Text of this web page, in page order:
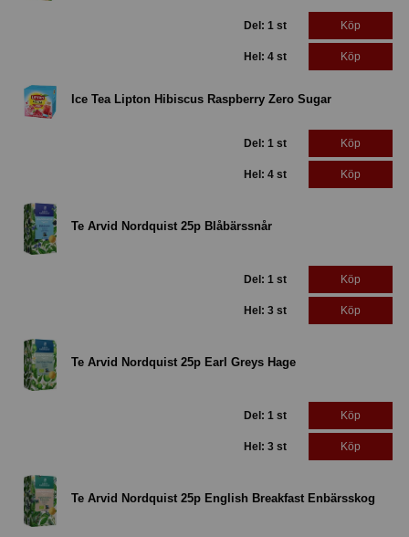
Del: 1 st Köp
Hel: 4 st Köp
Ice Tea Lipton Hibiscus Raspberry Zero Sugar
Del: 1 st Köp
Hel: 4 st Köp
Te Arvid Nordquist 25p Blåbärssnår
Del: 1 st Köp
Hel: 3 st Köp
Te Arvid Nordquist 25p Earl Greys Hage
Del: 1 st Köp
Hel: 3 st Köp
Te Arvid Nordquist 25p English Breakfast Enbärsskog